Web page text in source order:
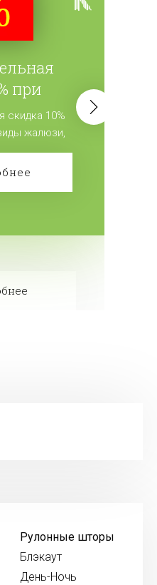
при
заказе
скидка 10%
жалюзи,
в
Рулонные шторы
Блэкаут
День-Ночь